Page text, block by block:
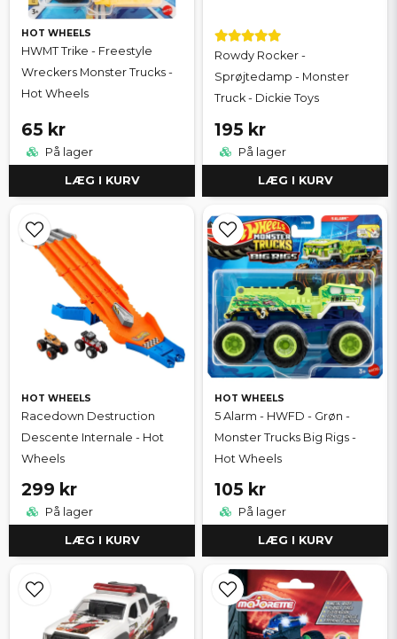
HOT WHEELS
HWMT Trike - Freestyle
Wreckers Monster Trucks -
Hot Wheels
65 kr
På lager
LÆG I KURV
Rowdy Rocker -
Sprøjtedamp - Monster
Truck - Dickie Toys
195 kr
På lager
LÆG I KURV
HOT WHEELS
Racedown Destruction
Descente Internale - Hot
Wheels
299 kr
På lager
LÆG I KURV
HOT WHEELS
5 Alarm - HWFD - Grøn -
Monster Trucks Big Rigs -
Hot Wheels
105 kr
På lager
LÆG I KURV